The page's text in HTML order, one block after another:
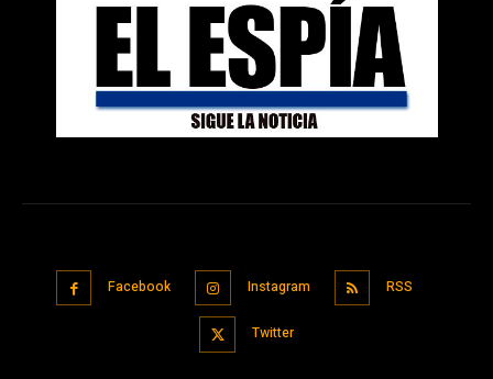
Facebook Instagram RSS
Twitter